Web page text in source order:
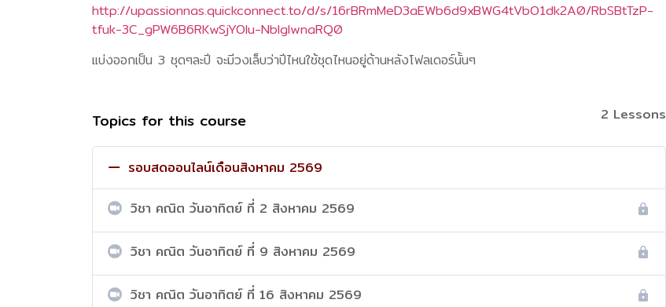
http://upassionnas.quickconnect.to/d/s/16rBRmMeD3aEWb6d9xBWG4tVbO1dk2A0/RbSBtTzP-
tfuk-3C_gPW6B6RKwSjYOIu-NbIglwnaRQ0
แบ่งออกเป็น 3 ชุดๆละปี จะมีวงเล็บว่าปีไหนใช้ชุดไหนอยู่ด้านหลังโฟลเดอร์นั้นๆ
Topics for this course 2 Lessons
รอบสดออนไลน์เดือนสิงหาคม 2569
วิชา คณิต วันอาทิตย์ ที่ 2 สิงหาคม 2569
วิชา คณิต วันอาทิตย์ ที่ 9 สิงหาคม 2569
วิชา คณิต วันอาทิตย์ ที่ 16 สิงหาคม 2569